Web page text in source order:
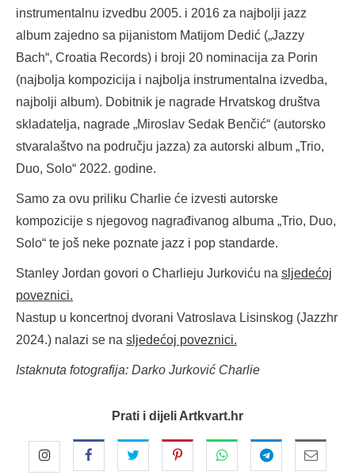
instrumentalnu izvedbu 2005. i 2016 za najbolji jazz
album zajedno sa pijanistom Matijom Dedić („Jazzy
Bach“, Croatia Records) i broji 20 nominacija za Porin
(najbolja kompozicija i najbolja instrumentalna izvedba,
najbolji album). Dobitnik je nagrade Hrvatskog društva
skladatelja, nagrade „Miroslav Sedak Benčić“ (autorsko
stvaralaštvo na području jazza) za autorski album „Trio,
Duo, Solo“ 2022. godine.
Samo za ovu priliku Charlie će izvesti autorske
kompozicije s njegovog nagrađivanog albuma „Trio, Duo,
Solo“ te još neke poznate jazz i pop standarde.
Stanley Jordan govori o Charlieju Jurkoviću na sljedećoj
poveznici.
Nastup u koncertnoj dvorani Vatroslava Lisinskog (Jazzhr
2024.) nalazi se na sljedećoj poveznici.
Istaknuta fotografija: Darko Jurković Charlie
Prati i dijeli Artkvart.hr